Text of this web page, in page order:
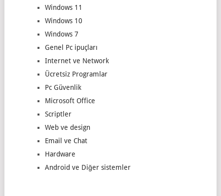
Windows 11
Windows 10
Windows 7
Genel Pc ipuçları
Internet ve Network
Ücretsiz Programlar
Pc Güvenlik
Microsoft Office
Scriptler
Web ve design
Email ve Chat
Hardware
Android ve Diğer sistemler